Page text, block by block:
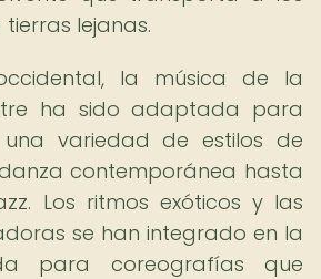
lejanas.
la música de la
ha sido adaptada para
variedad de estilos de
contemporánea hasta
Los ritmos exóticos y las
se han integrado en la
para coreografías que